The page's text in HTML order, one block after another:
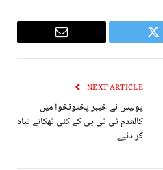
Twitter
Email
NEXT ARTICLE
پولیس نے خیبر پختونخوا میں
کالعدم ٹی ٹی پی کے کئی ٹھکانے تباہ
کر دئیے